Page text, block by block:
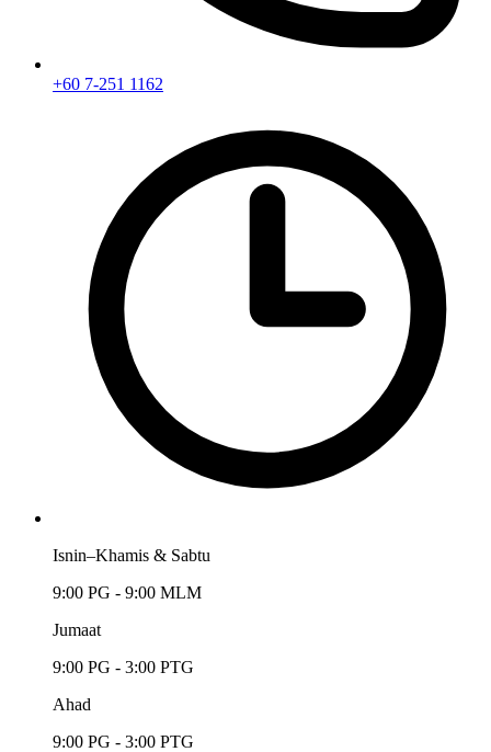
+60 7-251 1162
Isnin–Khamis & Sabtu
9:00 PG - 9:00 MLM
Jumaat
9:00 PG - 3:00 PTG
Ahad
9:00 PG - 3:00 PTG